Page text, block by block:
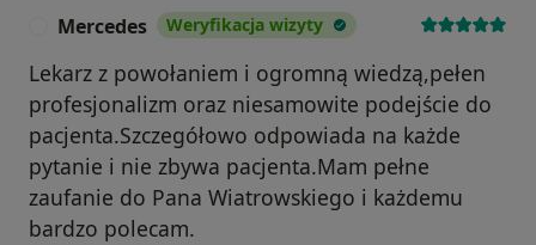
Mercedes Weryfikacja wizyty
Lekarz z powołaniem i ogromną wiedzą,pełen
profesjonalizm oraz niesamowite podejście do
pacjenta.Szczegółowo odpowiada na każde
pytanie i nie zbywa pacjenta.Mam pełne
zaufanie do Pana Wiatrowskiego i każdemu
bardzo polecam.